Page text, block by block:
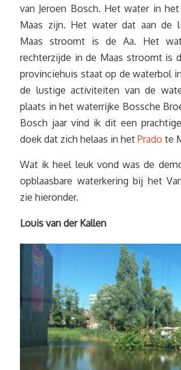
van Jeroen Bosch. Het water in
Maas zijn. Het water dat aan de
Maas stroomt is de Aa. Het
rechterzijde in de Maas stroomt is
provinciehuis staat op de waterbol
de lustige activiteiten van de
plaats in het waterrijke Bossche
Bosch jaar vind ik dit een
doek dat zich helaas in het Prado te
Wat ik heel leuk vond was de
opblaasbare waterkering bij het
zie hieronder.
Louis van der Kallen